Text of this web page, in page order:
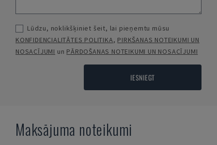
Lūdzu, noklikšķiniet šeit, lai pieņemtu mūsu
KONFIDENCIALITĀTES POLITIKA, PIRKŠANAS NOTEIKUMI UN
NOSACĪJUMI un PĀRDOŠANAS NOTEIKUMI UN NOSACĪJUMI
IESNIEGT
Maksājuma noteikumi